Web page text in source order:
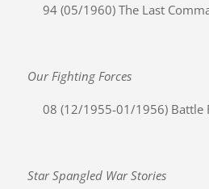
94 (05/1960) The Last
Our Fighting Forces
08 (12/1955-01/1956) Battle
Star Spangled War Stories